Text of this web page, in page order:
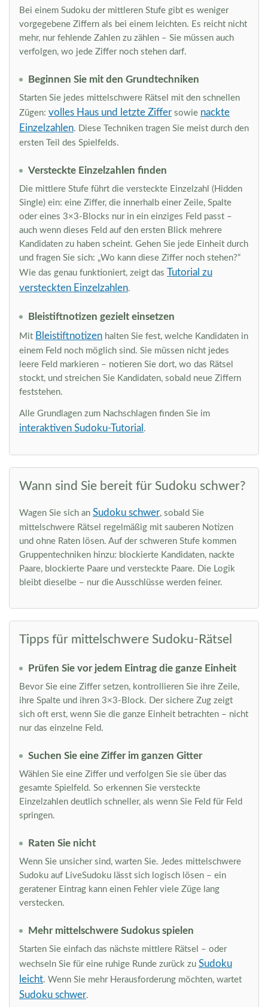
Bei einem Sudoku der mittleren Stufe gibt es weniger
vorgegebene Ziffern als bei einem leichten. Es reicht nicht
mehr, nur fehlende Zahlen zu zählen – Sie müssen auch
verfolgen, wo jede Ziffer noch stehen darf.
Beginnen Sie mit den Grundtechniken
Starten Sie jedes mittelschwere Rätsel mit den schnellen
Zügen: volles Haus und letzte Ziffer sowie nackte
Einzelzahlen. Diese Techniken tragen Sie meist durch den
ersten Teil des Spielfelds.
Versteckte Einzelzahlen finden
Die mittlere Stufe führt die versteckte Einzelzahl (Hidden
Single) ein: eine Ziffer, die innerhalb einer Zeile, Spalte
oder eines 3×3-Blocks nur in ein einziges Feld passt –
auch wenn dieses Feld auf den ersten Blick mehrere
Kandidaten zu haben scheint. Gehen Sie jede Einheit durch
und fragen Sie sich: „Wo kann diese Ziffer noch stehen?“
Wie das genau funktioniert, zeigt das Tutorial zu
versteckten Einzelzahlen.
Bleistiftnotizen gezielt einsetzen
Mit Bleistiftnotizen halten Sie fest, welche Kandidaten in
einem Feld noch möglich sind. Sie müssen nicht jedes
leere Feld markieren – notieren Sie dort, wo das Rätsel
stockt, und streichen Sie Kandidaten, sobald neue Ziffern
feststehen.
Alle Grundlagen zum Nachschlagen finden Sie im
interaktiven Sudoku-Tutorial .
Wann sind Sie bereit für Sudoku schwer?
Wagen Sie sich an Sudoku schwer, sobald Sie
mittelschwere Rätsel regelmäßig mit sauberen Notizen
und ohne Raten lösen. Auf der schweren Stufe kommen
Gruppentechniken hinzu: blockierte Kandidaten, nackte
Paare, blockierte Paare und versteckte Paare. Die Logik
bleibt dieselbe – nur die Ausschlüsse werden feiner.
Tipps für mittelschwere Sudoku-Rätsel
Prüfen Sie vor jedem Eintrag die ganze Einheit
Bevor Sie eine Ziffer setzen, kontrollieren Sie ihre Zeile,
ihre Spalte und ihren 3×3-Block. Der sichere Zug zeigt
sich oft erst, wenn Sie die ganze Einheit betrachten – nicht
nur das einzelne Feld.
Suchen Sie eine Ziffer im ganzen Gitter
Wählen Sie eine Ziffer und verfolgen Sie sie über das
gesamte Spielfeld. So erkennen Sie versteckte
Einzelzahlen deutlich schneller, als wenn Sie Feld für Feld
springen.
Raten Sie nicht
Wenn Sie unsicher sind, warten Sie. Jedes mittelschwere
Sudoku auf LiveSudoku lässt sich logisch lösen – ein
geratener Eintrag kann einen Fehler viele Züge lang
verstecken.
Mehr mittelschwere Sudokus spielen
Starten Sie einfach das nächste mittlere Rätsel – oder
wechseln Sie für eine ruhige Runde zurück zu Sudoku
leicht. Wenn Sie mehr Herausforderung möchten, wartet
Sudoku schwer.